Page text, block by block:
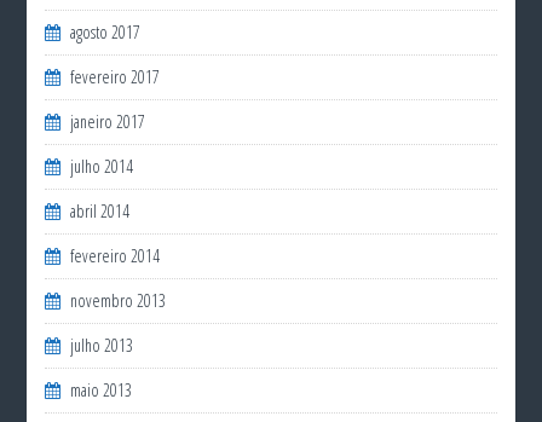
agosto 2017
fevereiro 2017
janeiro 2017
julho 2014
abril 2014
fevereiro 2014
novembro 2013
julho 2013
maio 2013